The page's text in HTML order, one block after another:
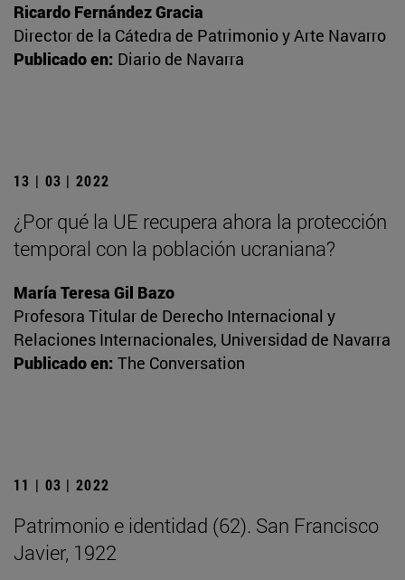
Ricardo Fernández Gracia
Director de la Cátedra de Patrimonio y Arte Navarro
Publicado en: Diario de Navarra
13 | 03 | 2022
¿Por qué la UE recupera ahora la protección
temporal con la población ucraniana?
María Teresa Gil Bazo
Profesora Titular de Derecho Internacional y
Relaciones Internacionales, Universidad de Navarra
Publicado en: The Conversation
11 | 03 | 2022
Patrimonio e identidad (62). San Francisco
Javier, 1922